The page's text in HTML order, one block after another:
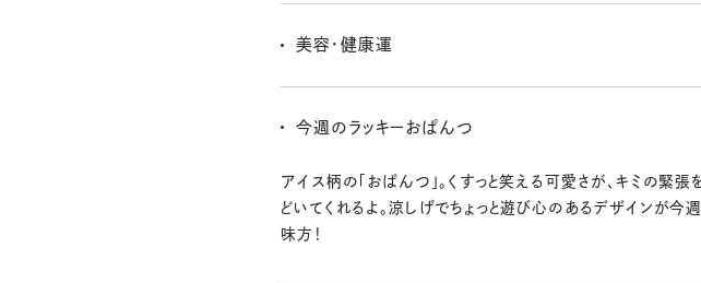
スになるから、「これは気分が上がる！」ってものはメリハリつ
美容・健康運
でもね、ちょっとした夏らしい変化も吉。髪型を軽くしたり、香
今週のラッキーおぱんつ
アイス柄の「おぱんつ」。くすっと笑える可愛さが、キミの緊張
どいてくれるよ。涼しげでちょっと遊び心のあるデザインが今
味方！